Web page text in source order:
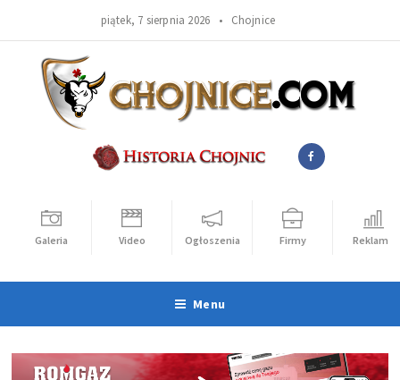
piątek, 7 sierpnia 2026 • Chojnice
Galeria Video Ogłoszenia Firmy Reklama
Menu